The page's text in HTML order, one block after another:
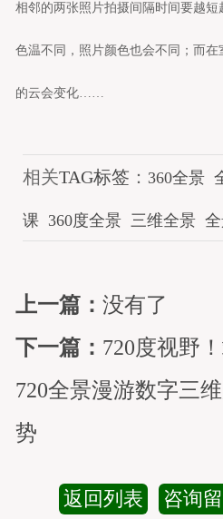
相邻的两张照片拍摄间隔时间要越
色温不同，照片颜色也会不同；而
的云会变化……
相关TAG标签 ： 360全景
课 360度全景 三维全景
上一篇： 没有了
下一篇： 720度视野
720全景漫游数字三
势
返回列表 咨询